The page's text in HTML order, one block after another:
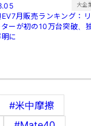
大企
月販売ランキング：リ
ターが初の10万台突破、
に
#米中摩擦